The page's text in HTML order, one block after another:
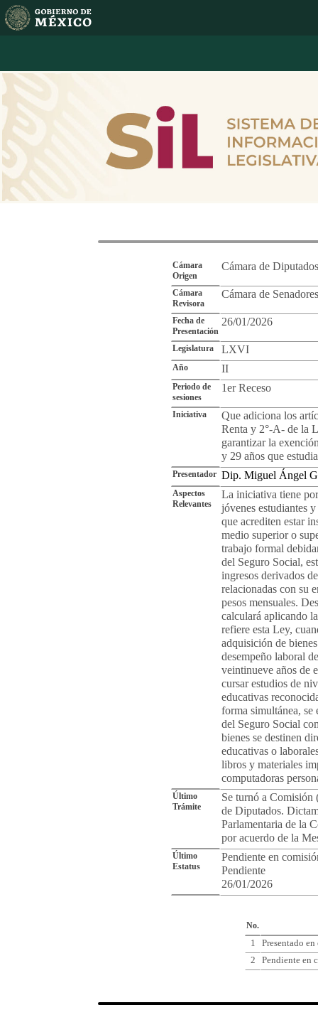
Cámara
Origen
Cámara de Diputados
Cámara
Revisora
Cámara de Senadores
Fecha de
Presentación
26/01/2026
Legislatura LXVI
Año II
Periodo de
sesiones
1er Receso
Iniciativa
Que adiciona los
Renta y 2°-A- de la
garantizar la
y 29 años que
Presentador Dip. Miguel Ángel
Aspectos
Relevantes
La iniciativa tiene
jóvenes estudiantes
que acrediten estar
medio superior o
trabajo formal
del Seguro Social,
ingresos derivados
relacionadas con su
pesos mensuales.
calculará aplicando
refiere esta Ley,
adquisición de
desempeño laboral
veintinueve años de
cursar estudios de
educativas
forma simultánea,
del Seguro Social
bienes se destinen
educativas o
libros y materiales
computadoras
Último
Trámite
Se turnó a Comisión
de Diputados.
Parlamentaria de la
por acuerdo de la
Último
Estatus
Pendiente en
Pendiente
26/01/2026
No.
1
Presentado
2
Pendiente en